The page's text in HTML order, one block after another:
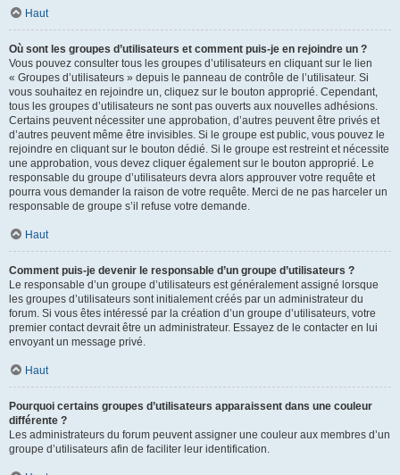
Haut
Où sont les groupes d’utilisateurs et comment puis-je en rejoindre un ?
Vous pouvez consulter tous les groupes d’utilisateurs en cliquant sur le lien
« Groupes d’utilisateurs » depuis le panneau de contrôle de l’utilisateur. Si
vous souhaitez en rejoindre un, cliquez sur le bouton approprié. Cependant,
tous les groupes d’utilisateurs ne sont pas ouverts aux nouvelles adhésions.
Certains peuvent nécessiter une approbation, d’autres peuvent être privés et
d’autres peuvent même être invisibles. Si le groupe est public, vous pouvez le
rejoindre en cliquant sur le bouton dédié. Si le groupe est restreint et nécessite
une approbation, vous devez cliquer également sur le bouton approprié. Le
responsable du groupe d’utilisateurs devra alors approuver votre requête et
pourra vous demander la raison de votre requête. Merci de ne pas harceler un
responsable de groupe s’il refuse votre demande.
Haut
Comment puis-je devenir le responsable d’un groupe d’utilisateurs ?
Le responsable d’un groupe d’utilisateurs est généralement assigné lorsque
les groupes d’utilisateurs sont initialement créés par un administrateur du
forum. Si vous êtes intéressé par la création d’un groupe d’utilisateurs, votre
premier contact devrait être un administrateur. Essayez de le contacter en lui
envoyant un message privé.
Haut
Pourquoi certains groupes d’utilisateurs apparaissent dans une couleur
différente ?
Les administrateurs du forum peuvent assigner une couleur aux membres d’un
groupe d’utilisateurs afin de faciliter leur identification.